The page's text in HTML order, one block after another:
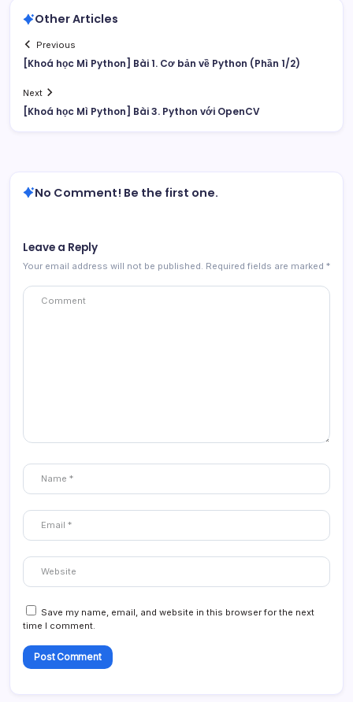
Other Articles
Previous
[Khoá học Mì Python] Bài 1. Cơ bản về Python (Phần 1/2)
Next
[Khoá học Mì Python] Bài 3. Python với OpenCV
No Comment! Be the first one.
Leave a Reply
Your email address will not be published. Required fields are marked *
Save my name, email, and website in this browser for the next
time I comment.